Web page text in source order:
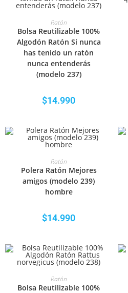
SELECCIONAR OPCIONES
Ratón
Bolsa Reutilizable 100%
Algodón Ratón Si nunca
has tenido un ratón
nunca entenderás
(modelo 237)
$14.990
SELECCIONAR OPCIONES
Ratón
Polera Ratón Mejores
amigos (modelo 239)
hombre
$14.990
SELECCIONAR OPCIONES
Ratón
Bolsa Reutilizable 100%